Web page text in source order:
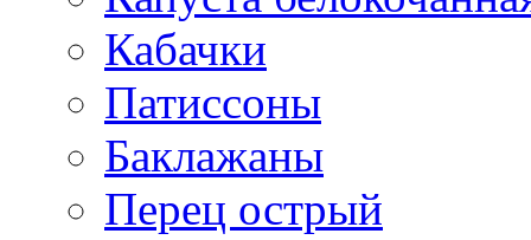
Кабачки
Патиссоны
Баклажаны
Перец острый